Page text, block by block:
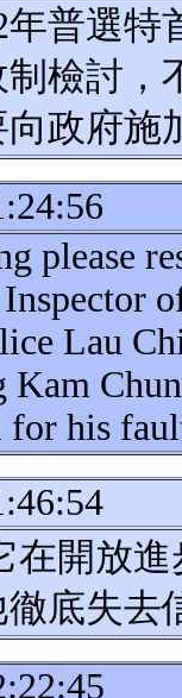
年普選
檢討，
政府施
please
Lau
Kam
for his
在開放
底失去